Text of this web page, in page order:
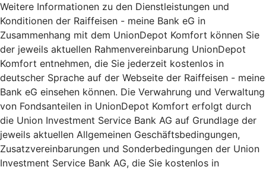
Weitere Informationen zu den Dienstleistungen und
Konditionen der Raiffeisen - meine Bank eG in
Zusammenhang mit dem UnionDepot Komfort können Sie
der jeweils aktuellen Rahmenvereinbarung UnionDepot
Komfort entnehmen, die Sie jederzeit kostenlos in
deutscher Sprache auf der Webseite der Raiffeisen - meine
Bank eG einsehen können. Die Verwahrung und Verwaltung
von Fondsanteilen in UnionDepot Komfort erfolgt durch
die Union Investment Service Bank AG auf Grundlage der
jeweils aktuellen Allgemeinen Geschäftsbedingungen,
Zusatzvereinbarungen und Sonderbedingungen der Union
Investment Service Bank AG, die Sie kostenlos in